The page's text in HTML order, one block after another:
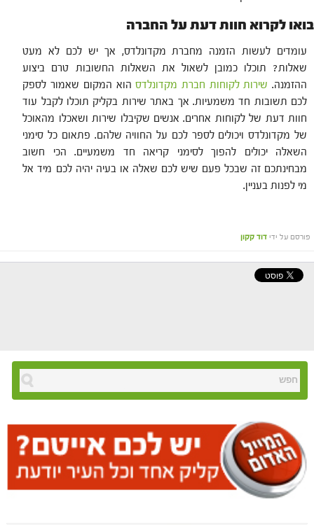
בואו לקרוא חוות דעת על החברה
עומדים לעשות הזמנה מחברת מקדונלדס, אך יש לכם לא מעט
שאלות? תוכלו כמובן לשאול את השאלות החשובות טרם ביצוע
ההזמנה. שירות לקוחות חברת מקדונלדסהוא המקום שאמור לספק
לכם תשובות חד משמעיות. אך באתר שירות בקליק תוכלו לקבל עוד
חוות דעת של לקוחות אחרים. אנשים שקיבלו שירות ושאכלו מהאוכל
של מקדונלדס ויכולים לספר לכם על החוויה שלהם. פתאום כל סימני
השאלה יכולים להפוך לסימני קריאה חד משמעיים. הכי חשוב
מבחינתכם זה שבכל פעם שיש לכם שאלה או בעיה יהיה לכם מיד אל
מי לפנות בעניין.
פורסם על ידי דוד קקון